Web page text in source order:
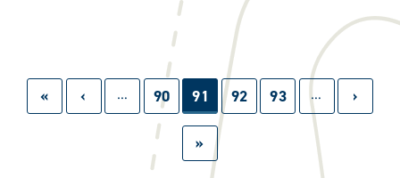
Paginering
First
page
«
Föregående
sida
‹ … Sida
90 Sida
91 Sida
92 Sida
93 …
Nästa
sida
›
Sista
sidan
»